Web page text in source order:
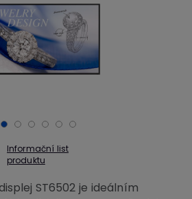
Informační list
produktu
ST6502 je ideálním